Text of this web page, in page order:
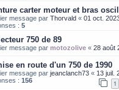
carter moteur et bras
message parThorvald «01 oct.
:5
750 de 89
message parmotozolive «28 août
en route d'un 750 de 1990
message parjeanclanch73 « 13 juil.
:156 1